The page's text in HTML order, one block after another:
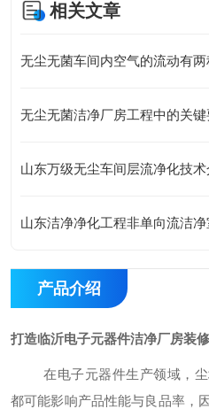
相关文章
无尘无菌车间内空气的流动有
无尘无菌洁净厂房工程中的关
山东万级无尘车间层流净化技术
山东洁净净化工程非单向流洁净
产品介绍
打造临沂电子元器件洁净厂房装修
在电子元器件生产领域，
都可能影响产品性能与良品率，